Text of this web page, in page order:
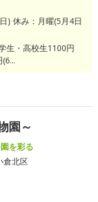
) 休み：月曜(5月4日
生・高校生1100円
園～
を彩る
倉北区